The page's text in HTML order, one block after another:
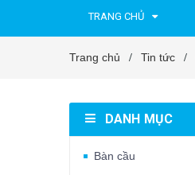
TRANG CHỦ
Trang chủ / Tin tức /
DANH MỤC
Bàn cầu